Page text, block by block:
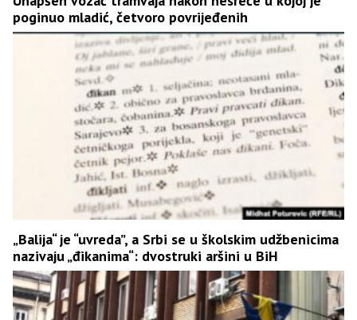
poginuo mladić, četvoro povrijeđenih
„Balija“ je “uvreda”, a Srbi se u školskim udžbenicima
nazivaju „đikanima“: dvostruki aršini u BiH